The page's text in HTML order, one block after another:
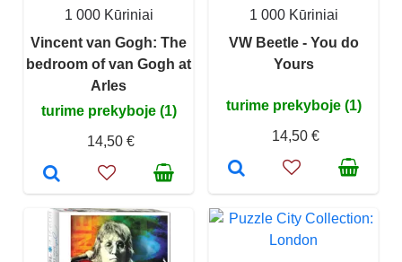
1 000 Kūriniai
Vincent van Gogh: The
bedroom of van Gogh at
Arles
turime prekyboje (1)
14,50 €
1 000 Kūriniai
VW Beetle - You do
Yours
turime prekyboje (1)
14,50 €